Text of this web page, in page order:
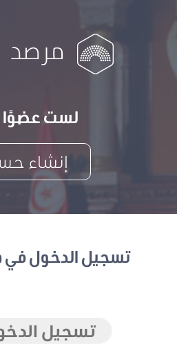
لست عضوًا
إنشاء
تسجيل الدخول في
تسجيل